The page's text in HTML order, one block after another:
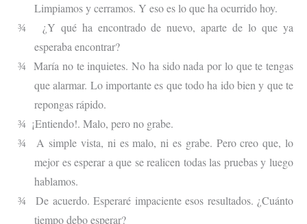
Limpiamos y cerramos. Y eso es lo que ha ocurrido hoy.
¾
¿Y qué ha encontrado de nuevo, aparte de lo que ya
esperaba encontrar?
¾
María no te inquietes. No ha sido nada por lo que te tengas
que alarmar. Lo importante es que todo ha ido bien y que te
repongas rápido.
¾ ¡Entiendo!. Malo, pero no grabe.
¾
A simple vista, ni es malo, ni es grabe. Pero creo que, lo
mejor es esperar a que se realicen todas las pruebas y luego
hablamos.
¾
De acuerdo. Esperaré impaciente esos resultados. ¿Cuánto
tiempo debo esperar?